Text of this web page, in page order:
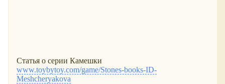
Статья о серии Камешки
www.toybytoy.com/game/Stones-books-ID-
Meshcheryakova